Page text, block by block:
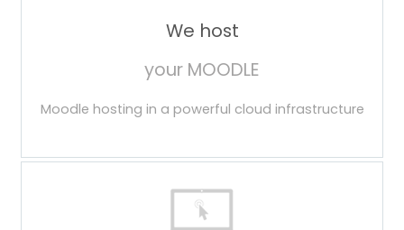
We host
your MOODLE
Moodle hosting in a powerful cloud infrastructure